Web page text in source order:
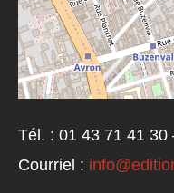
Tél. : 01 43 71 41
Courriel :